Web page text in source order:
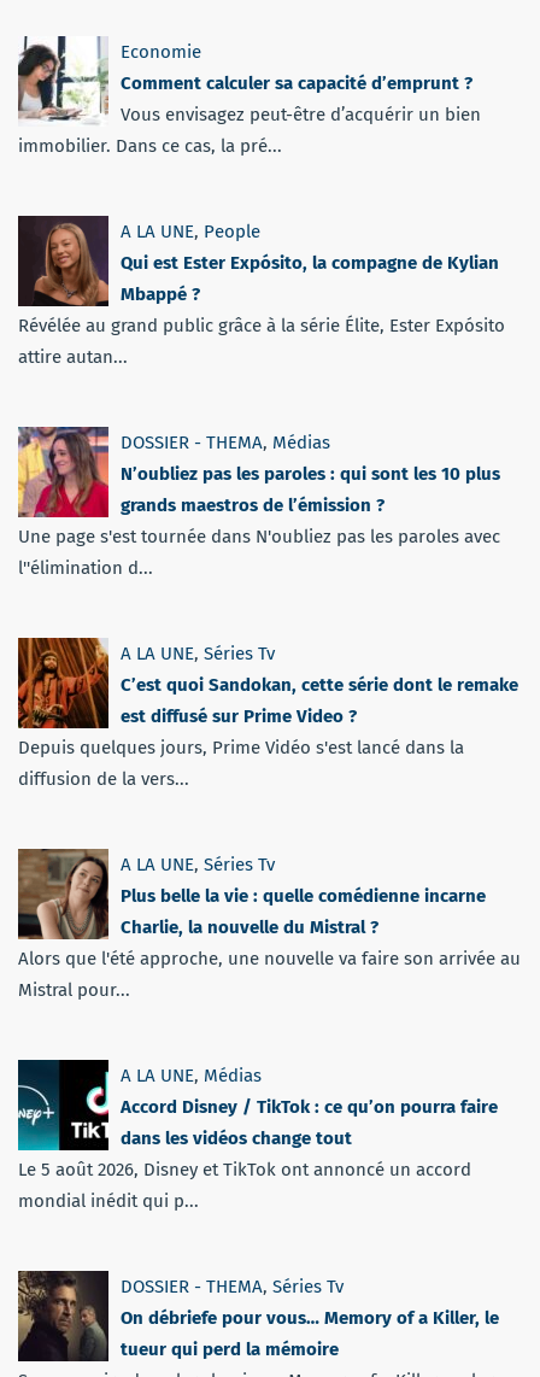
Economie
Comment calculer sa capacité d’emprunt ?
Vous envisagez peut-être d’acquérir un bien
immobilier. Dans ce cas, la pré...
A LA UNE, People
Qui est Ester Expósito, la compagne de Kylian
Mbappé ?
Révélée au grand public grâce à la série Élite, Ester Expósito
attire autan...
DOSSIER - THEMA, Médias
N’oubliez pas les paroles : qui sont les 10 plus
grands maestros de l’émission ?
Une page s'est tournée dans N'oubliez pas les paroles avec
l''élimination d...
A LA UNE, Séries Tv
C’est quoi Sandokan, cette série dont le remake
est diffusé sur Prime Video ?
Depuis quelques jours, Prime Vidéo s'est lancé dans la
diffusion de la vers...
A LA UNE, Séries Tv
Plus belle la vie : quelle comédienne incarne
Charlie, la nouvelle du Mistral ?
Alors que l'été approche, une nouvelle va faire son arrivée au
Mistral pour...
A LA UNE, Médias
Accord Disney / TikTok : ce qu’on pourra faire
dans les vidéos change tout
Le 5 août 2026, Disney et TikTok ont annoncé un accord
mondial inédit qui p...
DOSSIER - THEMA, Séries Tv
On débriefe pour vous… Memory of a Killer, le
tueur qui perd la mémoire